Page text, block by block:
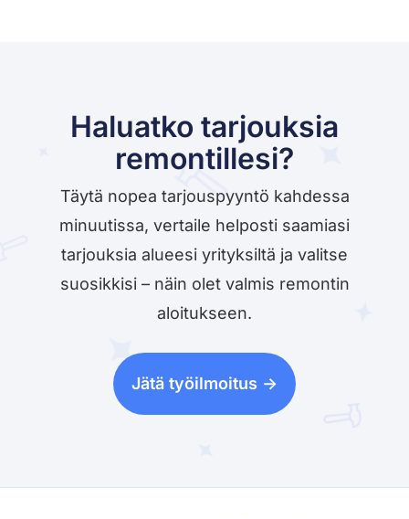
Haluatko tarjouksia
remontillesi?
Täytä nopea tarjouspyyntö kahdessa
minuutissa, vertaile helposti saamiasi
tarjouksia alueesi yrityksiltä ja valitse
suosikkisi – näin olet valmis remontin
aloitukseen.
Jätä työilmoitus ->